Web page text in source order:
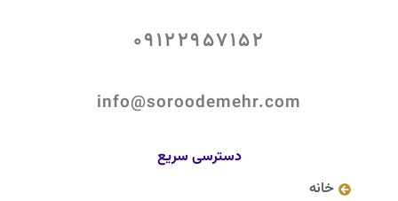
09122957152
info@soroodemehr.com
دسترسی سریع
خانه